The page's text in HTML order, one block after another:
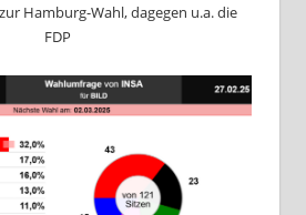
Hamburg-Wahl, dagegen u.a. die
FDP